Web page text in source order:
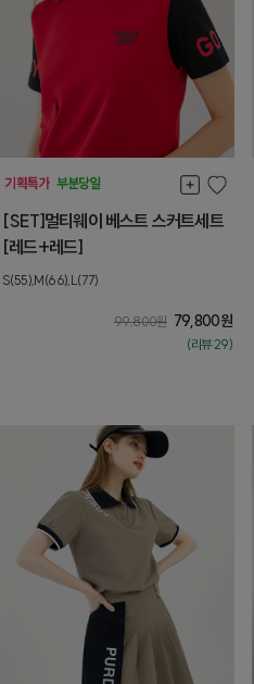
[SET]멀티웨이 베스트 스커트세트
[레드+레드]
S(55),M(66),L(77)
99,800원 79,800원
(리뷰:29)